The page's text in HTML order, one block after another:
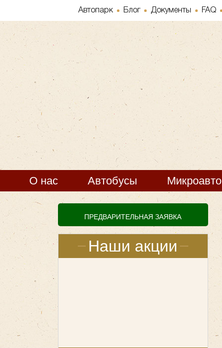
Автопарк Блог Документы FAQ
О нас Автобусы
ПРЕДВАРИТЕЛЬНАЯ ЗАЯВКА
Наши акции